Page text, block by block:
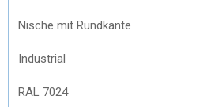
Nische mit Rundkante
Industrial
RAL 7024